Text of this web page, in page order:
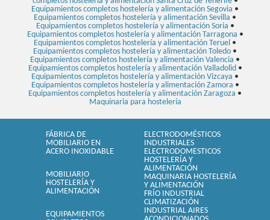
Equipamientos completos hostelería y alimentación Segovia •
Equipamientos completos hostelería y alimentación Sevilla •
Equipamientos completos hostelería y alimentación Soria •
Equipamientos completos hostelería y alimentación Tarragona •
Equipamientos completos hostelería y alimentación Teruel •
Equipamientos completos hostelería y alimentación Toledo •
Equipamientos completos hostelería y alimentación Valencia •
Equipamientos completos hostelería y alimentación Valladolid •
Equipamientos completos hostelería y alimentación Vizcaya •
Equipamientos completos hostelería y alimentación Zamora •
Equipamientos completos hostelería y alimentación Zaragoza •
Maquinaria para hostelería
FÁBRICA DE
MOBILIARIO EN
ACERO INOXIDABLE
MOBILIARIO
HOSTELERÍA Y
ALIMENTACIÓN
EQUIPAMIENTOS
ELECTRODOMÉSTICOS
INDUSTRIALES
ELECTRODOMESTICOS
HOSTELERÍA Y
ALIMENTACIÓN
MAQUINARIA HOSTELERÍA
Y ALIMENTACIÓN
FRÍO INDUSTRIAL
CLIMATIZACIÓN
INDUSTRIAL AIRES